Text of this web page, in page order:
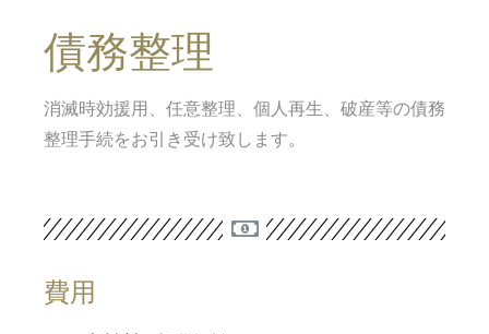
債務整理
消滅時効援用、任意整理、個人再生、破産等の債務
整理手続をお引き受け致します。
費用